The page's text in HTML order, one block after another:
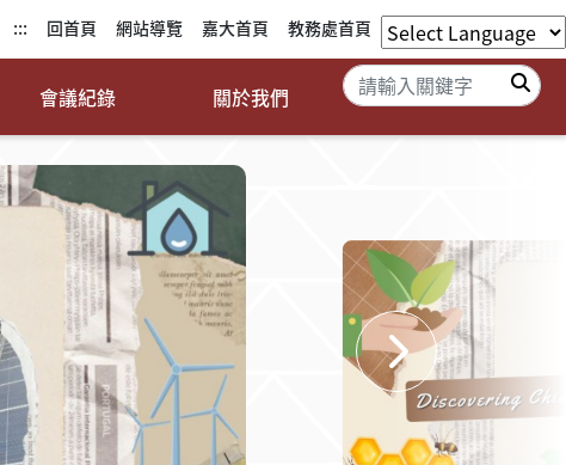
::: 回首頁 網站導覽 嘉大首頁 教務處首頁
會議紀錄 關於我們
搜尋